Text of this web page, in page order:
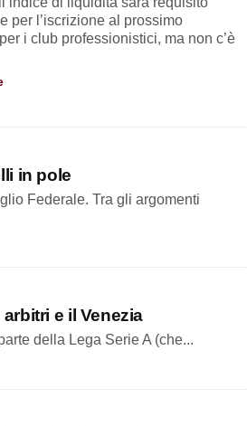
per l’iscrizione al prossimo
i club professionistici, ma non c’è
in pole
Federale. Tra gli argomenti
e il Venezia
della Lega Serie A (che...